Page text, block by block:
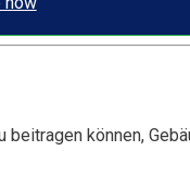
können,